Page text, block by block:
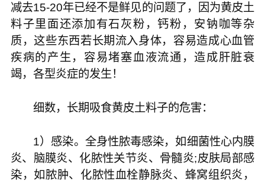
减去15-20年已经不是鲜见的问题了，因为黄皮土
料子里面还添加有石灰粉，钙粉，安钠咖等杂
质，这些东西若长期流入身体，容易造成心血管
疾病的产生，容易堵塞血液流通，造成肝脏衰
竭，各型炎症的发生！
细数，长期吸食黄皮土料子的危害：
1）感染。全身性脓毒感染，如细菌性心内膜
炎、脑膜炎、化脓性关节炎、骨髓炎;皮肤局部感
染，如脓肿、化脓性血栓静脉炎、蜂窝组织炎，